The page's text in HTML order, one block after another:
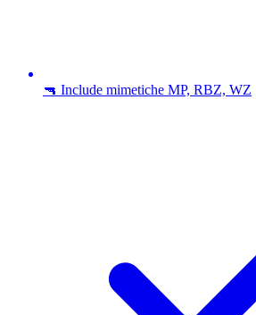
🔫 Include mimetiche MP, RBZ, WZ